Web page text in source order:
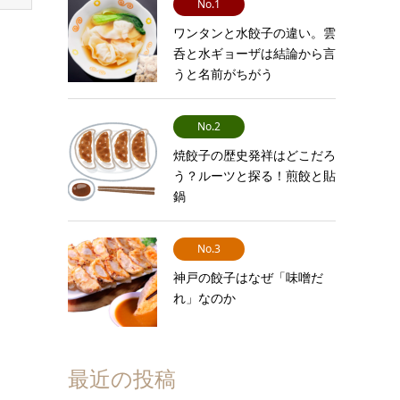
No.1
ワンタンと水餃子の違い。雲
呑と水ギョーザは結論から言
うと名前がちがう
No.2
焼餃子の歴史発祥はどこだろ
う？ルーツと探る！煎餃と貼
鍋
No.3
神戸の餃子はなぜ「味噌だ
れ」なのか
最近の投稿